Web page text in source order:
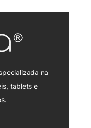
na
tablets e